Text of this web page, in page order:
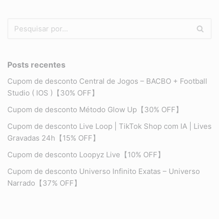
Posts recentes
Cupom de desconto Central de Jogos – BACBO + Football
Studio ( IOS )【30% OFF】
Cupom de desconto Método Glow Up【30% OFF】
Cupom de desconto Live Loop | TikTok Shop com IA | Lives
Gravadas 24h【15% OFF】
Cupom de desconto Loopyz Live【10% OFF】
Cupom de desconto Universo Infinito Exatas – Universo
Narrado【37% OFF】